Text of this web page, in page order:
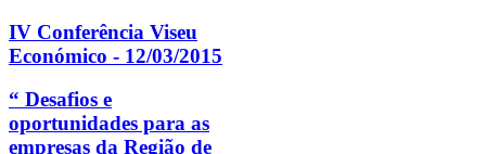
IV Conferência Viseu
Económico - 12/03/2015
“ Desafios e
oportunidades para as
empresas da Região de